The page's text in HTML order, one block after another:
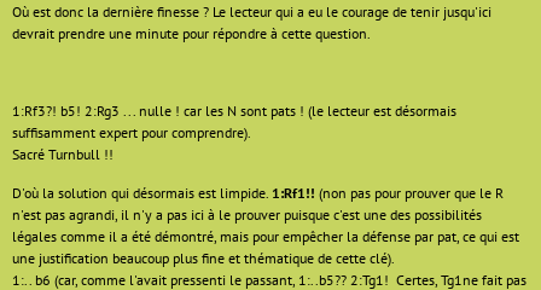
Où est donc la dernière finesse ? Le lecteur qui a eu le courage de tenir jusqu'ici
devrait prendre une minute pour répondre à cette question.
1:Rf3?! b5! 2:Rg3 ... nulle ! car les N sont pats ! (le lecteur est désormais
suffisamment expert pour comprendre).
Sacré Turnbull !!
D'où la solution qui désormais est limpide. 1:Rf1!! (non pas pour prouver que le R
n'est pas agrandi, il n'y a pas ici à le prouver puisque c'est une des possibilités
légales comme il a été démontré, mais pour empêcher la défense par pat, ce qui est
une justification beaucoup plus fine et thématique de cette clé).
1:.. b6 (car, comme l'avait pressenti le passant, 1:..b5?? 2:Tg1! Certes, Tg1ne fait pas